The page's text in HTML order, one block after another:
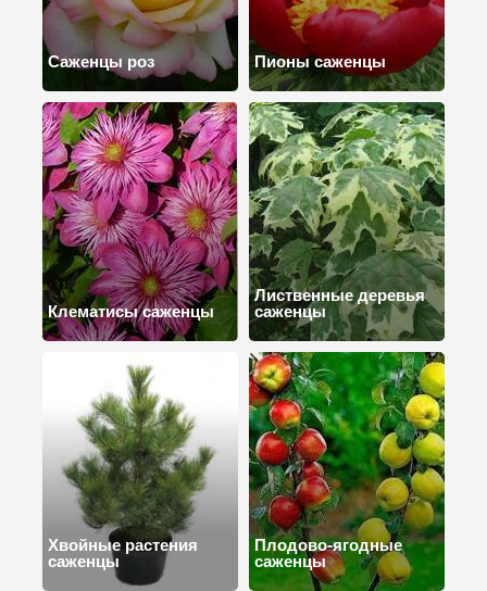
Саженцы роз Пионы саженцы
Клематисы саженцы
Лиственные деревья
саженцы
Хвойные растения
саженцы
Плодово-ягодные
саженцы